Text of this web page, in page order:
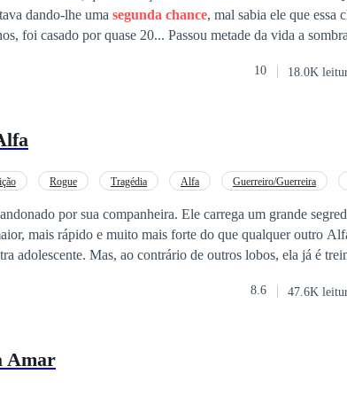
dando-lhe uma segunda chance, mal sabia ele que essa
amor do mundo. Ana Paula, 30 anos, médica obstetra,
10 18.0K
Rogue Tragédia Alfa
Guerreiro/Guerreira
por sua companheira. Ele carrega um grande
rápido e muito mais forte do que qualquer outro Alfa. Olivia Ela
adolescente. Mas, ao contrário de outros lobos, ela já é
Ao crescer, ela chamou a atenção de seu velho
quando eles chegarem a antiga
8.6 47.6K
Amar